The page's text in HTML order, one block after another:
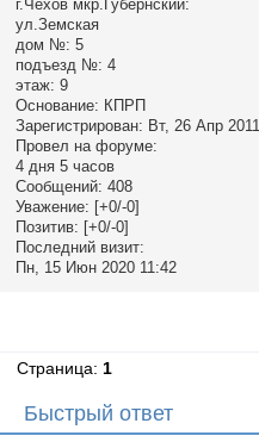
г.Чехов мкр.Губернский:
ул.Земская
дом №: 5
подъезд №: 4
этаж: 9
Основание: КПРП
Зарегистрирован: Вт, 26 Апр 2011
Провел на форуме:
4 дня 5 часов
Сообщений: 408
Уважение: [+0/-0]
Позитив: [+0/-0]
Последний визит:
Пн, 15 Июн 2020 11:42
Страница:1
Быстрый ответ